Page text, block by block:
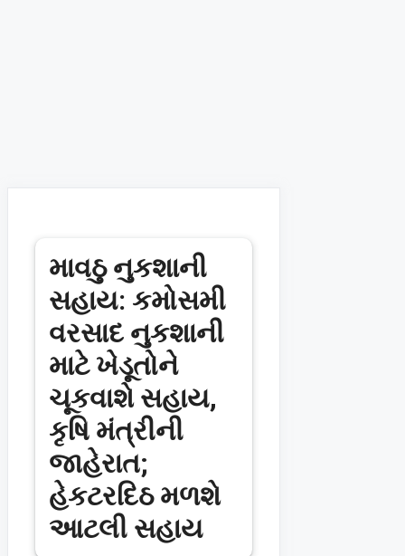
માવઠુ નુકશાની
સહાય: કમોસમી
વરસાદ નુકશાની
માટે ખેડૂતોને
ચૂકવાશે સહાય,
કૃષિ મંત્રીની
જાહેરાત;
હેકટરદિઠ મળશે
આટલી સહાય